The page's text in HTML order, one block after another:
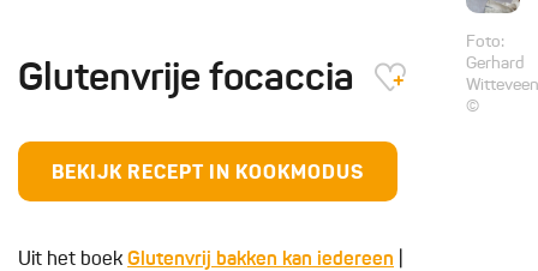
Glutenvrije focaccia
BEKIJK RECEPT IN KOOKMODUS
Uit het boek Glutenvrij bakken kan iedereen
Foto:
Gerhard
©